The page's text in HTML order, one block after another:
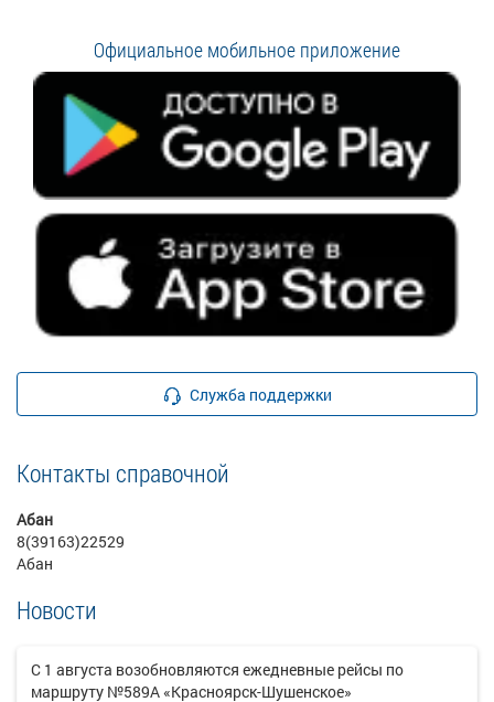
Официальное мобильное приложение
Служба поддержки
Контакты справочной
Абан
8(39163)22529
Абан
Новости
С 1 августа возобновляются ежедневные рейсы по
маршруту №589А «Красноярск-Шушенское»